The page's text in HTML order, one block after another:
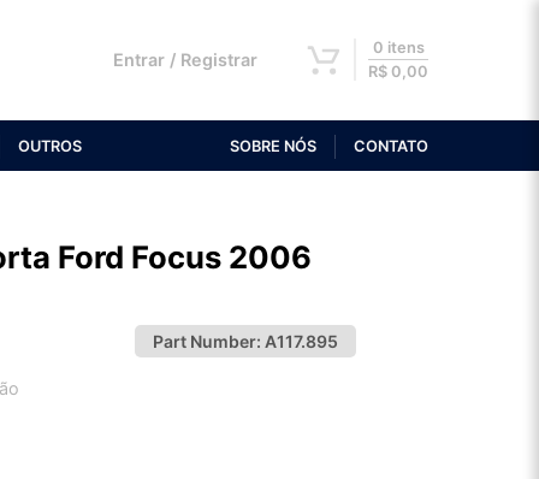
Entrar / Registrar
0 itens
R$ 0,00
OUTROS SOBRE NÓS CONTATO
Ford Focus 2006
Part Number: A117.895